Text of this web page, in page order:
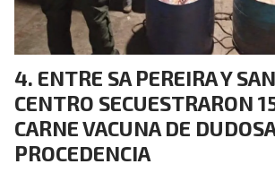
ENTRE SA PEREIRA Y
CENTRO SECUESTRARON
CARNE VACUNA DE DUDOSA
PROCEDENCIA